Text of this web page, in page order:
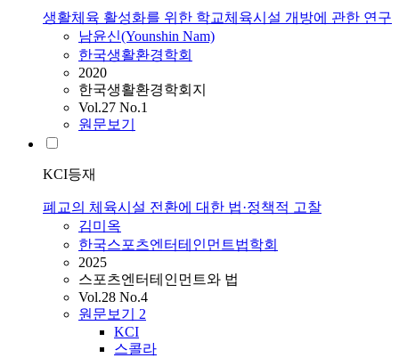
생활체육 활성화를 위한 학교체육시설 개방에 관한 연구
남윤신(Younshin Nam)
한국생활환경학회
2020
한국생활환경학회지
Vol.27 No.1
원문보기
KCI등재
폐교의 체육시설 전환에 대한 법·정책적 고찰
김미옥
한국스포츠엔터테인먼트법학회
2025
스포츠엔터테인먼트와 법
Vol.28 No.4
원문보기 2
KCI
스콜라